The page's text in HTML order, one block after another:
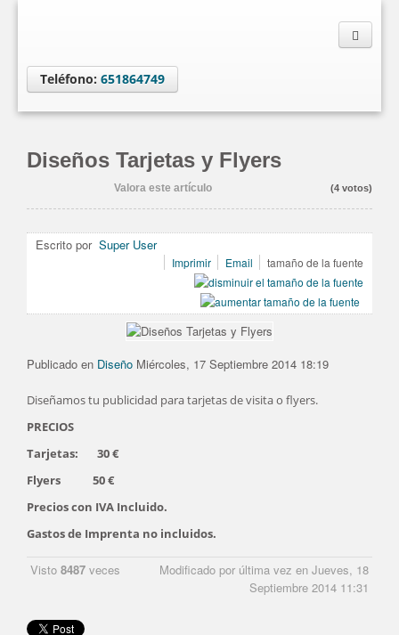
Teléfono: 651864749
Diseños Tarjetas y Flyers
Valora este artículo (4 votos)
Escrito por Super User
Imprimir Email tamaño de la fuente
Publicado en Diseño Miércoles, 17 Septiembre 2014 18:19
Diseñamos tu publicidad para tarjetas de visita o flyers.
PRECIOS
Tarjetas: 30 €
Flyers 50 €
Precios con IVA Incluido.
Gastos de Imprenta no incluidos.
Visto 8487 veces
Modificado por última vez en Jueves, 18
Septiembre 2014 11:31